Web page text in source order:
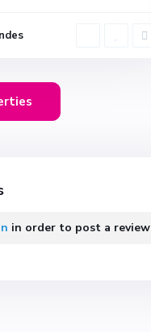
in order to post a review